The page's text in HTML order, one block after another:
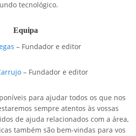
tecnológico.
Equipa
– Fundador e editor
– Fundador e editor
para ajudar todos os que nos
sempre atentos às vossas
de ajuda relacionados com a área,
também são bem-vindas para vos